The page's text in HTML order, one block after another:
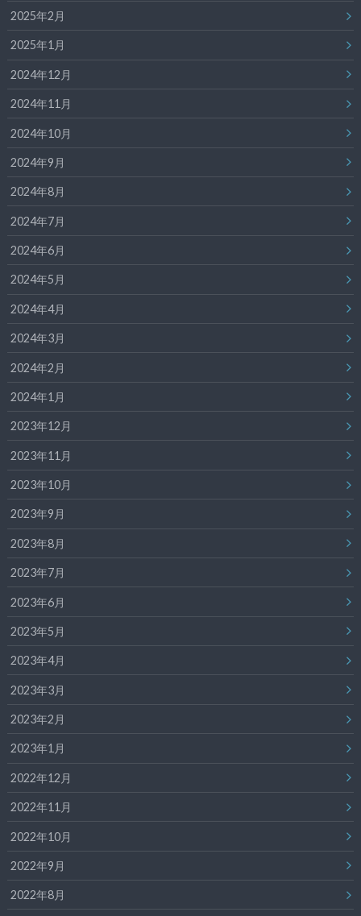
2025年2月
2025年1月
2024年12月
2024年11月
2024年10月
2024年9月
2024年8月
2024年7月
2024年6月
2024年5月
2024年4月
2024年3月
2024年2月
2024年1月
2023年12月
2023年11月
2023年10月
2023年9月
2023年8月
2023年7月
2023年6月
2023年5月
2023年4月
2023年3月
2023年2月
2023年1月
2022年12月
2022年11月
2022年10月
2022年9月
2022年8月